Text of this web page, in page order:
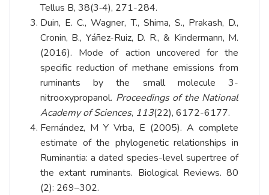
Tellus B, 38(3‐4), 271-284.
Duin, E. C., Wagner, T., Shima, S., Prakash, D.,
Cronin, B., Yáñez-Ruiz, D. R., & Kindermann, M.
(2016). Mode of action uncovered for the
specific reduction of methane emissions from
ruminants by the small molecule 3-
nitrooxypropanol. Proceedings of the National
Academy of Sciences, 113(22), 6172-6177.
Fernández, M Y Vrba, E (2005). A complete
estimate of the phylogenetic relationships in
Ruminantia: a dated species-level supertree of
the extant ruminants. Biological Reviews. 80
(2): 269–302.